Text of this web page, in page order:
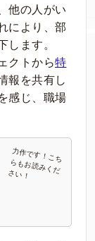
他の人がい
により、部
ます。
クトから特
報を共有し
感じ、職場